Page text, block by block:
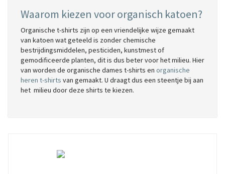
Waarom kiezen voor organisch katoen?
Organische t-shirts zijn op een vriendelijke wijze gemaakt
van katoen wat geteeld is zonder chemische
bestrijdingsmiddelen, pesticiden, kunstmest of
gemodificeerde planten, dit is dus beter voor het milieu. Hier
van worden de organische dames t-shirts en organische
heren t-shirts van gemaakt. U draagt dus een steentje bij aan
het milieu door deze shirts te kiezen.